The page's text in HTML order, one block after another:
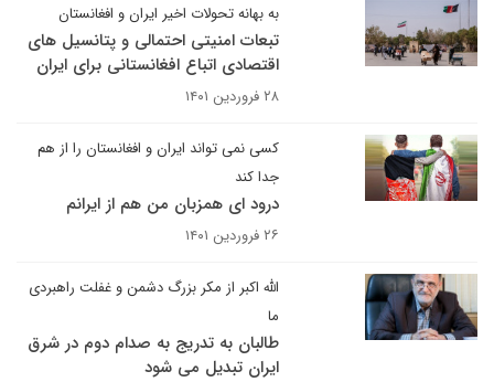
به بهانه تحولات اخیر ایران و افغانستان
تبعات امنیتی احتمالی و پتانسیل های
اقتصادی اتباع افغانستانی برای ایران
۲۸ فروردین ۱۴۰۱
کسی نمی تواند ایران و افغانستان را از هم
جدا کند
درود ای همزبان من هم از ایرانم
۲۶ فروردین ۱۴۰۱
الله اکبر از مکر بزرگ دشمن و غفلت راهبردی
ما
طالبان به تدریج به صدام دوم در شرق
ایران تبدیل می شود